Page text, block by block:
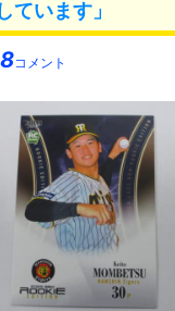
ています」
8コメント